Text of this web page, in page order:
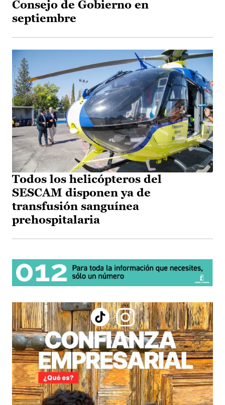
Consejo de Gobierno en
septiembre
Todos los helicópteros del
SESCAM disponen ya de
transfusión sanguínea
prehospitalaria